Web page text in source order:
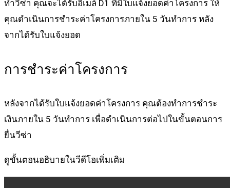
ทำวีซ่า คุณจะได้รับอีเมล์ D1 ที่มีใบแจ้งยอดค่าโครงการ ให้
คุณดำเนินการชำระค่าโครงการภายใน 5 วันทำการ หลัง
จากได้รับใบแจ้งยอด
การชำระค่าโครงการ
หลังจากได้รับใบแจ้งยอดค่าโครงการ คุณต้องทำการชำระ
เงินภายใน 5 วันทำการ เพื่อดำเนินการต่อไปในขั้นตอนการ
ยื่นวีซ่า
ดูขั้นตอนอธิบายในวีดีโอเพิ่มเติม